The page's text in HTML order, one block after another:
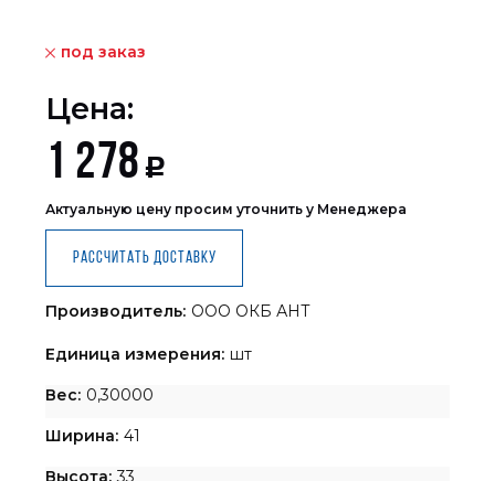
под заказ
Цена:
1 278 Р
Актуальную цену просим уточнить у Менеджера
Рассчитать доставку
Производитель: ООО ОКБ АНТ
Единица измерения: шт
Вес: 0,30000
Ширина: 41
Высота: 33